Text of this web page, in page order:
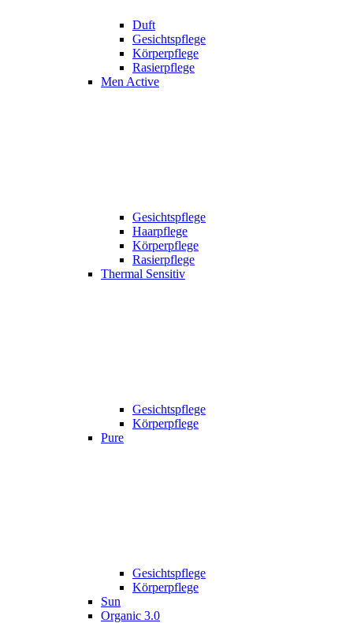
Duft
Gesichtspflege
Körperpflege
Rasierpflege
Men Active
Gesichtspflege
Haarpflege
Körperpflege
Rasierpflege
Thermal Sensitiv
Gesichtspflege
Körperpflege
Pure
Gesichtspflege
Körperpflege
Sun
Organic 3.0